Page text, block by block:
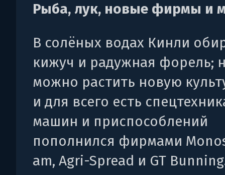
Рыба, лук, новые фирмы и
В солёных водах Кинли
кижуч и радужная форель;
можно растить новую
и для всего есть
машин и приспособлений
пополнился фирмами
am, Agri-Spread и GT